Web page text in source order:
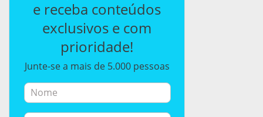
e receba conteúdos
exclusivos e com
prioridade!
Junte-se a mais de 5.000 pessoas